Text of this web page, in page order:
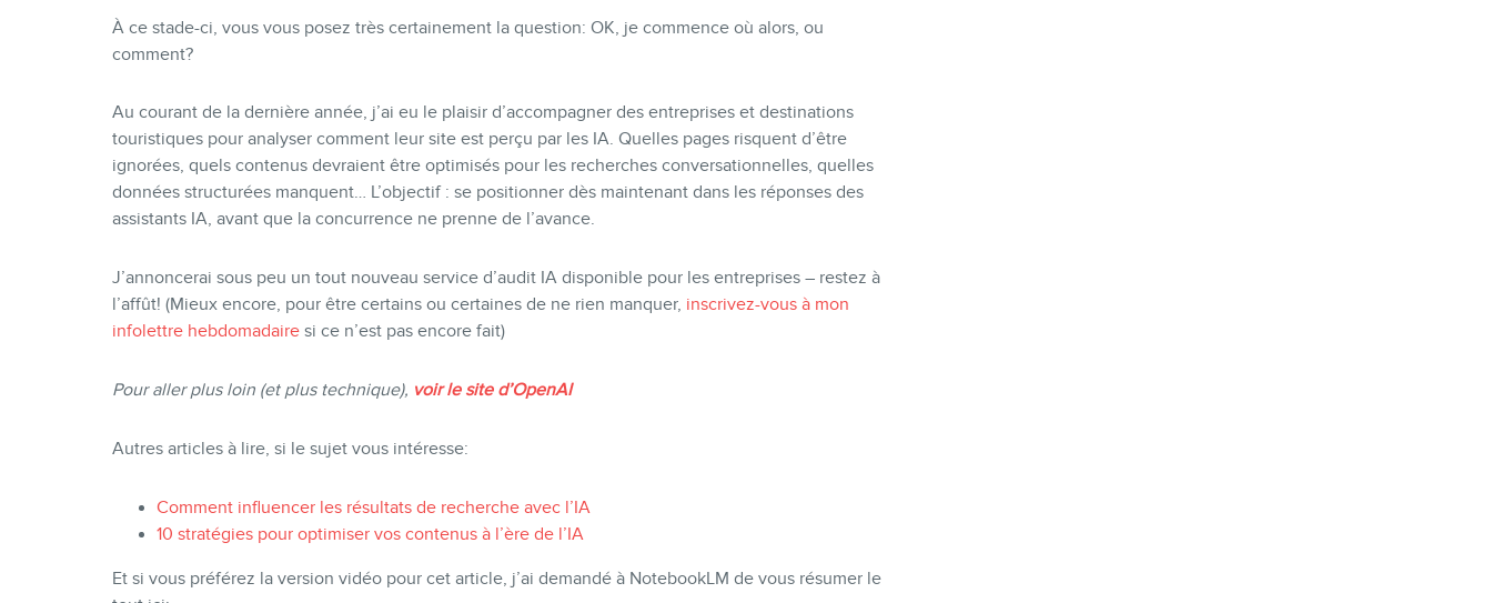
À ce stade-ci, vous vous posez très certainement la question: OK, je commence où alors, ou
comment?
Au courant de la dernière année, j’ai eu le plaisir d’accompagner des entreprises et destinations
touristiques pour analyser comment leur site est perçu par les IA. Quelles pages risquent d’être
ignorées, quels contenus devraient être optimisés pour les recherches conversationnelles, quelles
données structurées manquent… L’objectif : se positionner dès maintenant dans les réponses des
assistants IA, avant que la concurrence ne prenne de l’avance.
J’annoncerai sous peu un tout nouveau service d’audit IA disponible pour les entreprises – restez à
l’affût! (Mieux encore, pour être certains ou certaines de ne rien manquer, inscrivez-vous à mon
infolettre hebdomadairesi ce n’est pas encore fait)
Pour aller plus loin (et plus technique), voir le site d’OpenAI
Autres articles à lire, si le sujet vous intéresse:
Comment influencer les résultats de recherche avec l’IA
10 stratégies pour optimiser vos contenus à l’ère de l’IA
Et si vous préférez la version vidéo pour cet article, j’ai demandé à NotebookLM de vous résumer le